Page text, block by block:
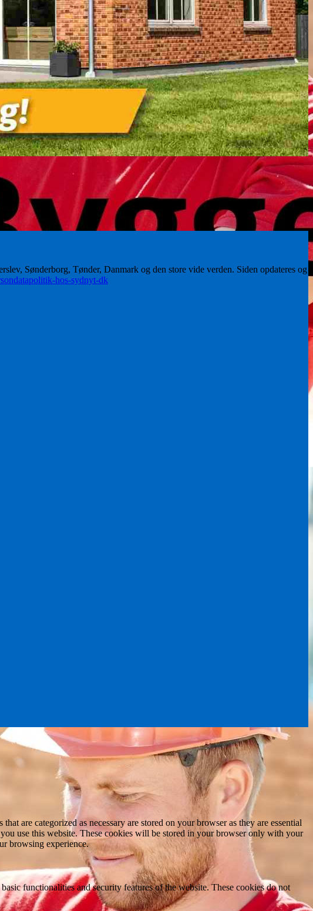
Sønderborg, Tønder, Danmark og den store vide verden. Siden opdateres og
hos-sydnyt-dk
are categorized as necessary are stored on your browser as they are essential
use this website. These cookies will be stored in your browser only with your
browsing experience.
functionalities and security features of the website. These cookies do not